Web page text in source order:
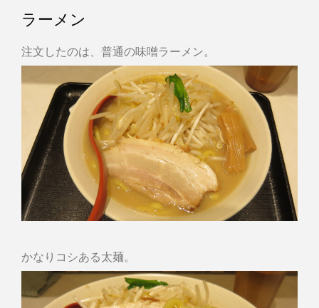
ラーメン
注文したのは、普通の味噌ラーメン。
かなりコシある太麺。